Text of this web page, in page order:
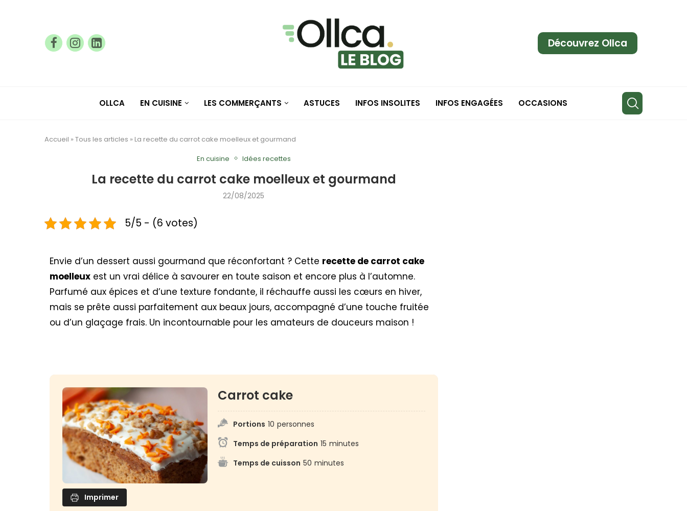
Découvrez Ollca
OLLCA EN CUISINE LES COMMERÇANTS ASTUCES INFOS INSOLITES INFOS ENGAGÉES OCCASIONS
Accueil » Tous les articles » La recette du carrot cake moelleux et gourmand
En cuisine
Idées recettes
La recette du carrot cake moelleux et gourmand
22/08/2025
5/5 - (6 votes)
Envie d’un dessert aussi gourmand que réconfortant ? Cette recette de carrot cake
moelleux est un vrai délice à savourer en toute saison et encore plus à l’automne.
Parfumé aux épices et d’une texture fondante, il réchauffe aussi les cœurs en hiver,
mais se prête aussi parfaitement aux beaux jours, accompagné d’une touche fruitée
ou d’un glaçage frais. Un incontournable pour les amateurs de douceurs maison !
Imprimer
Carrot cake
Portions 10 personnes
Temps de préparation 15 minutes
Temps de cuisson 50 minutes